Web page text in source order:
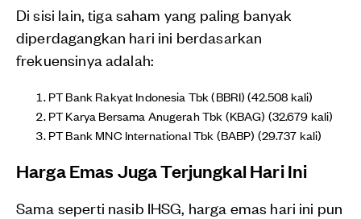
Di sisi lain, tiga saham yang paling banyak
diperdagangkan hari ini berdasarkan
frekuensinya adalah:
PT Bank Rakyat Indonesia Tbk (BBRI) (42.508 kali)
PT Karya Bersama Anugerah Tbk (KBAG) (32.679 kali)
PT Bank MNC International Tbk (BABP) (29.737 kali)
Harga Emas Juga Terjungkal Hari Ini
Sama seperti nasib IHSG, harga emas hari ini pun